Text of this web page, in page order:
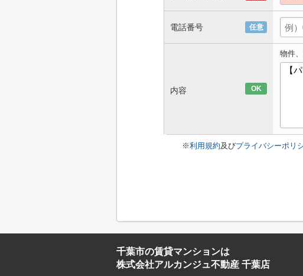
電話番号 任意
内容 OK
物件
※利用規約及びプライバシーポリ
千葉市の賃貸マンションは
株式会社アルカンジュ不動産 千葉店